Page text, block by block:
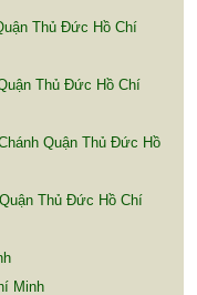
Thủ Đức Hồ Chí
Thủ Đức Hồ Chí
Quận Thủ Đức Hồ
Thủ Đức Hồ Chí
Minh